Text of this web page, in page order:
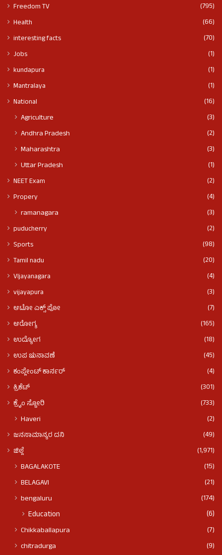
Freedom TV
(795)
Health
(66)
interesting facts
(70)
Jobs
(1)
kundapura
(1)
Mantralaya
(1)
National
(16)
Agriculture
(3)
Andhra Pradesh
(2)
Maharashtra
(3)
Uttar Pradesh
(1)
NEET Exam
(2)
Propery
(4)
ramanagara (3)
puducherry
(2)
Sports
(98)
Tamil nadu
(20)
VIjayanagara
(4)
vijayapura
(3)
ಆಟೋ ಎಕ್ಸ್ ಪೋ
(7)
ಆರೋಗ್ಯ
(165)
ಉದ್ಯೋಗ
(18)
ಉಪ ಚುನಾವಣೆ
(45)
ಕಂಪ್ಲೇಂಟ್ ಕಾರ್ನರ್
(4)
ಕ್ರಿಕೆಟ್
(301)
ಕ್ರೈಂ ಸ್ಟೋರಿ
(733)
Haveri (2)
ಜನಸಾಮಾನ್ಯರ ದನಿ
(49)
ಜಿಲ್ಲೆ
(1,971)
BAGALAKOTE
(15)
BELAGAVI
(21)
bengaluru
(174)
Education (6)
Chikkaballapura
(7)
chitradurga
(9)